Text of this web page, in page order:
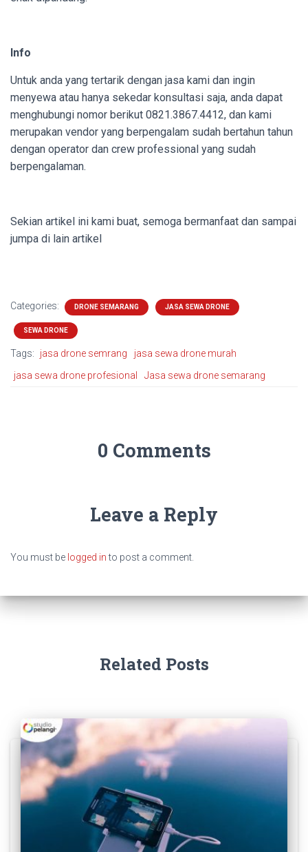
Info
Untuk anda yang tertarik dengan jasa kami dan ingin
menyewa atau hanya sekedar konsultasi saja, anda dapat
menghubungi nomor berikut 0821.3867.4412, dan kami
merupakan vendor yang berpengalam sudah bertahun tahun
dengan operator dan crew professional yang sudah
berpengalaman.
Sekian artikel ini kami buat, semoga bermanfaat dan sampai
jumpa di lain artikel
Categories: DRONE SEMARANG JASA SEWA DRONE
SEWA DRONE
Tags: jasa drone semrang
jasa sewa drone murah
jasa sewa drone profesional
Jasa sewa drone semarang
0 Comments
Leave a Reply
You must be logged into post a comment.
Related Posts